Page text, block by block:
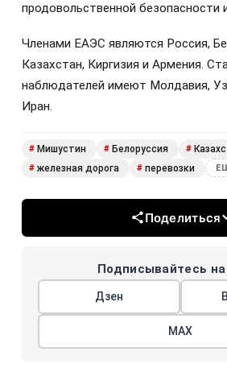
продовольственной безопасности
Членами ЕАЭС являются Россия,
Казахстан, Киргизия и Армения.
наблюдателей имеют Молдавия,
Иран.
# Мишустин # Белоруссия #
# железная дорога # перевозки
Поделиться
Подписывайтесь
Дзен
МАХ